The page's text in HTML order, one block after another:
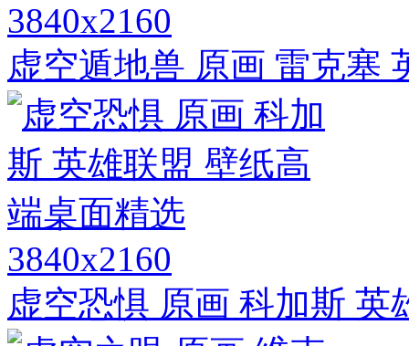
3840x2160
虚空遁地兽 原画 雷克塞
3840x2160
虚空恐惧 原画 科加斯